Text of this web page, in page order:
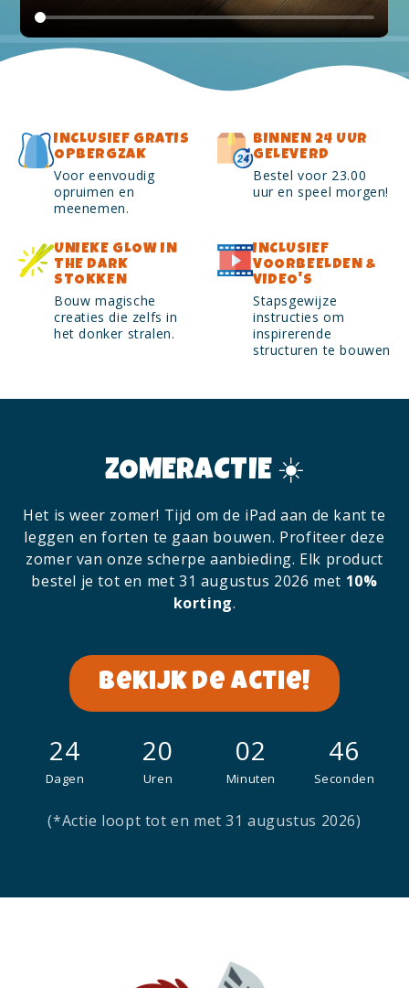
INCLUSIEF GRATIS
OPBERGZAK
Voor eenvoudig
opruimen en
meenemen.
BINNEN 24 UUR
GELEVERD
Bestel voor 23.00
uur en speel morgen!
UNIEKE GLOW IN
THE DARK
STOKKEN
Bouw magische
creaties die zelfs in
het donker stralen.
INCLUSIEF
VOORBEELDEN &
VIDEO'S
Stapsgewijze
instructies om
inspirerende
structuren te bouwen
ZOMERACTIE ☀️
Het is weer zomer! Tijd om de iPad aan de kant te
leggen en forten te gaan bouwen. Profiteer deze
zomer van onze scherpe aanbieding. Elk product
bestel je tot en met 31 augustus 2026 met 10%
korting.
Bekijk de actie!
24
Dagen
20
Uren
02
Minuten
45
Seconden
(*Actie loopt tot en met 31 augustus 2026)